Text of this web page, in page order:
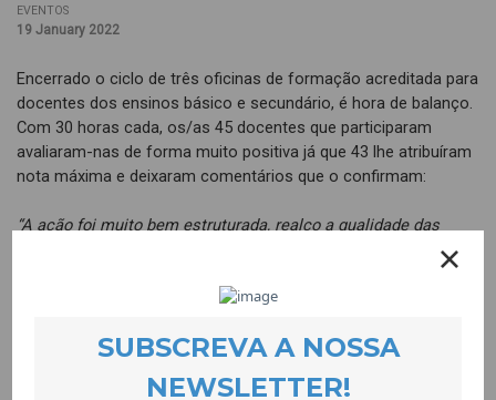
EVENTOS
19 January 2022
Encerrado o ciclo de três oficinas de formação acreditada para
docentes dos ensinos básico e secundário, é hora de balanço.
Com 30 horas cada, os/as 45 docentes que participaram
avaliaram-nas de forma muito positiva já que 43 lhe atribuíram
nota máxima e deixaram comentários que o confirmam:
“A ação foi muito bem estruturada, realço a qualidade das
diferentes intervenções das formadoras, (…) deram particular
atenção às situações vividas pelos formandos nos diferentes
contextos que representam as suas escolas ou agrupamentos.
boas ferramentas de trabalho e que irei utilizar na minha